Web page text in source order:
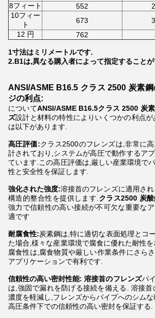
8フィート
552
10フィー
ト
673
12 円
762
1寸法はミリメートルです.
2.B1は,異なる購入者によって指定すること
ANSI/ASME B16.5 クラス 2500 炭素
ジの利点:
についてANSI/ASME B16.5クラス 2500 炭
ズ設計と材料の特性によりいくつかの利点
は以下があります.
高圧評価:クラス2500のフレンズは,非常に
計されており,システムが高圧で動作するア
ています.この高圧評価は,厳しい産業環境で
性と安全性を保証します.
強化された強度:溶接首のフレンズに適用さ
構造的整合性を提供します.クラス2500 炭
強力で信頼性の高い接続が不可欠な重要な
適です
耐腐食性:炭素鋼は,特に適切な表面処理とコ
た場合,様々な産業環境で腐食に優れた耐性
腐食性は,腐食物質や厳しい作業条件にさら
アプリケーションで有利です.
信頼性の高い密封性能: 溶接首のフレンズパ
は,強固で漏れを防げる接続を備える. 溶接
濃度を軽減し,フレンズからパイプへのシム
高圧条件下での信頼性の高い密封を保証する.